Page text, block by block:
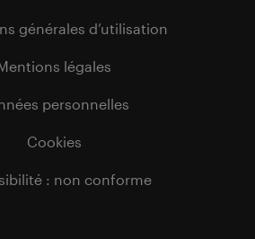
générales d’utilisation
légales
personnelles
Cookies
: non conforme